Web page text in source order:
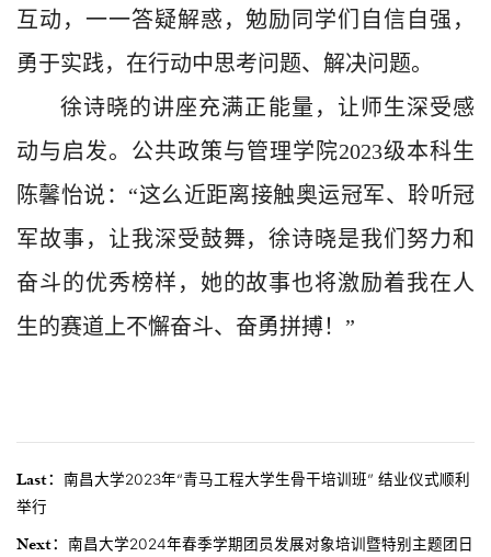
互动，一一答疑解惑，勉励同学们自信自强，
勇于实践，在行动中思考问题、解决问题。
徐诗晓的讲座充满正能量，让师生深受感
动与启发。公共政策与管理学院2023级本科生
陈馨怡说：“这么近距离接触奥运冠军、聆听冠
军故事，让我深受鼓舞，徐诗晓是我们努力和
奋斗的优秀榜样，她的故事也将激励着我在人
生的赛道上不懈奋斗、奋勇拼搏！”
Last： 南昌大学2023年“青马工程大学生骨干培训班” 结业仪式顺利
举行
Next： 南昌大学2024年春季学期团员发展对象培训暨特别主题团日